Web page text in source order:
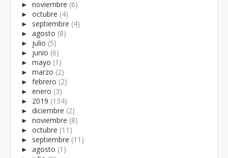
► noviembre (6)
► octubre (4)
► septiembre (4)
► agosto (8)
► julio (5)
► junio (6)
► mayo (1)
► marzo (2)
► febrero (2)
► enero (3)
► 2019 (134)
► diciembre (2)
► noviembre (8)
► octubre (11)
► septiembre (11)
► agosto (1)